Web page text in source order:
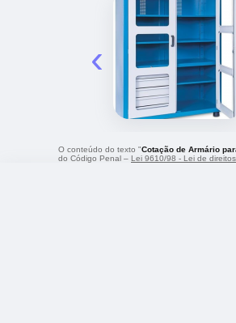
‹
O conteúdo do texto "Cotação de Armário
do Código Penal – Lei 9610/98 - Lei de